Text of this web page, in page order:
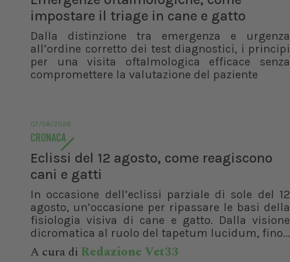
impostare il triage in cane e gatto
Dalla distinzione tra emergenza e urgenza
all’ordine corretto dei test diagnostici, i principi
per una visita oftalmologica efficace senza
compromettere la valutazione del paziente
07/08/2026
CRONACA
Eclissi del 12 agosto, come reagiscono
cani e gatti
In occasione dell’eclissi parziale di sole del 12
agosto, un’occasione per ripassare le basi della
fisiologia visiva di cane e gatto. Dalla visione
dicromatica al ruolo del tapetum lucidum, fino...
A cura di Redazione Vet33